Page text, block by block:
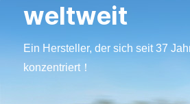
weltweit
Ein Hersteller, der sich seit 37
konzentriert！